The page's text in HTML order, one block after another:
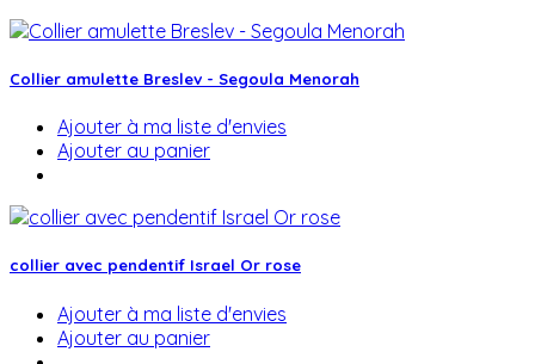
Collier amulette Breslev - Segoula Menorah
Ajouter à ma liste d'envies
Ajouter au panier
collier avec pendentif Israel Or rose
Ajouter à ma liste d'envies
Ajouter au panier